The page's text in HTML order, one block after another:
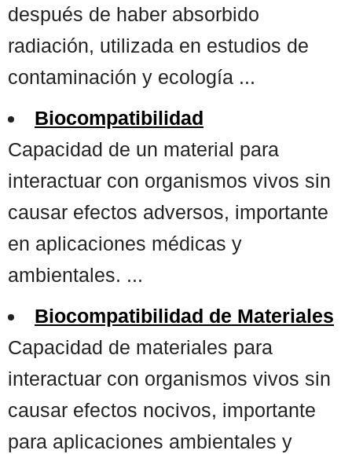
después de haber absorbido
radiación, utilizada en estudios de
contaminación y ecología ...
Biocompatibilidad
Capacidad de un material para
interactuar con organismos vivos sin
causar efectos adversos, importante
en aplicaciones médicas y
ambientales. ...
Biocompatibilidad de Materiales
Capacidad de materiales para
interactuar con organismos vivos sin
causar efectos nocivos, importante
para aplicaciones ambientales y